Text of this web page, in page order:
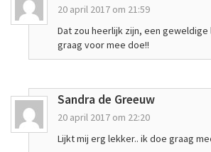
20 april 2017 om 21:59
Dat zou heerlijk zijn, een
graag voor mee doe!!
Sandra de Greeuw
20 april 2017 om 22:20
Lijkt mij erg lekker.. ik doe graag